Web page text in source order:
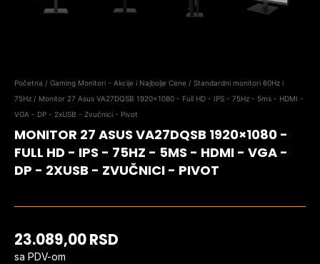
Početna / Gaming Monitori - Akcije i Najbolje Cene / Standardni monitori 60Hz i
75Hz / Monitor 27 Asus VA27DQSB 1920×1080 - Full HD - IPS - 75Hz - 5ms - HDMI -
VGA - DP - 2xUSB - Zvučnici - Pivot
MONITOR 27 ASUS VA27DQSB 1920×1080 -
FULL HD - IPS - 75HZ - 5MS - HDMI - VGA -
DP - 2XUSB - ZVUČNICI - PIVOT
23.089,00RSD
sa PDV-om